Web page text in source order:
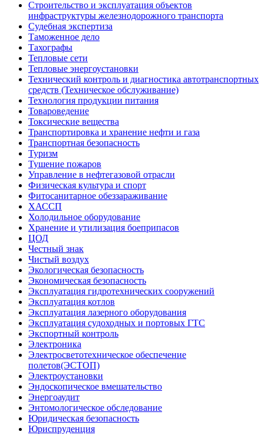
Строительство и эксплуатация объектов
инфраструктуры железнодорожного транспорта
Судебная экспертиза
Таможенное дело
Тахографы
Тепловые сети
Тепловые энергоустановки
Технический контроль и диагностика автотранспортных
средств (Техническое обслуживание)
Технология продукции питания
Товароведение
Токсические вещества
Транспортировка и хранение нефти и газа
Транспортная безопасность
Туризм
Тушение пожаров
Управление в нефтегазовой отрасли
Физическая культура и спорт
Фитосанитарное обеззараживание
ХАССП
Холодильное оборудование
Хранение и утилизация боеприпасов
ЦОД
Честный знак
Чистый воздух
Экологическая безопасность
Экономическая безопасность
Эксплуатация гидротехнических сооружений
Эксплуатация котлов
Эксплуатация лазерного оборудования
Эксплуатация судоходных и портовых ГТС
Экспортный контроль
Электроника
Электросветотехническое обеспечение
полетов(ЭСТОП)
Электроустановки
Эндоскопическое вмешательство
Энергоаудит
Энтомологическое обследование
Юридическая безопасность
Юриспруденция